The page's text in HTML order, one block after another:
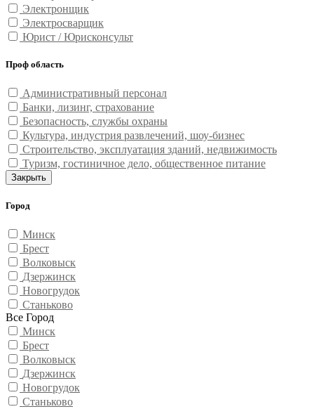
Электронщик
Электросварщик
Юрист / Юрисконсульт
Проф область
Административный персонал
Банки, лизинг, страхование
Безопасность, службы охраны
Культура, индустрия развлечений, шоу-бизнес
Строительство, эксплуатация зданий, недвижимость
Туризм, гостиничное дело, общественное питание
Закрыть
Город
Минск
Брест
Волковыск
Дзержинск
Новогрудок
Станьково
Все Город
Минск
Брест
Волковыск
Дзержинск
Новогрудок
Станьково